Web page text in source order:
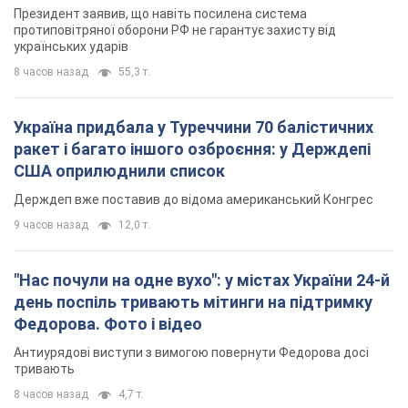
Президент заявив, що навіть посилена система
протиповітряної оборони РФ не гарантує захисту від
українських ударів
8 часов назад 55,3 т.
Україна придбала у Туреччини 70 балістичних
ракет і багато іншого озброєння: у Держдепі
США оприлюднили список
Держдеп вже поставив до відома американський Конгрес
9 часов назад 12,0 т.
"Нас почули на одне вухо": у містах України 24-й
день поспіль тривають мітинги на підтримку
Федорова. Фото і відео
Антиурядові виступи з вимогою повернути Федорова досі
тривають
8 часов назад 4,7 т.